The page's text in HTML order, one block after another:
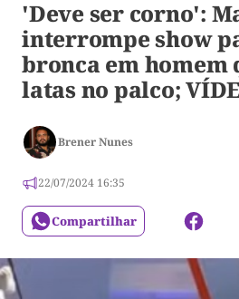
'Deve ser corno':
interrompe show
bronca em homem
latas no palco;
Brener Nunes
22/07/2024 16:35
Compartilhar